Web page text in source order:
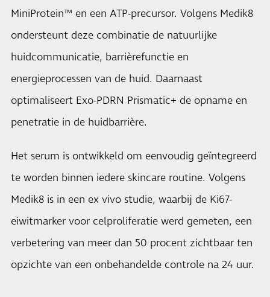
MiniProtein™ en een ATP-precursor. Volgens Medik8
ondersteunt deze combinatie de natuurlijke
huidcommunicatie, barrièrefunctie en
energieprocessen van de huid. Daarnaast
optimaliseert Exo-PDRN Prismatic+ de opname en
penetratie in de huidbarrière.
Het serum is ontwikkeld om eenvoudig geïntegreerd
te worden binnen iedere skincare routine. Volgens
Medik8 is in een ex vivo studie, waarbij de Ki67-
eiwitmarker voor celproliferatie werd gemeten, een
verbetering van meer dan 50 procent zichtbaar ten
opzichte van een onbehandelde controle na 24 uur.